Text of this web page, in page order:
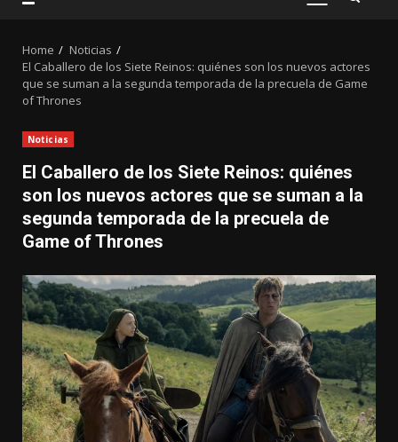
PRIMARY
Home
Noticias
El Caballero de los Siete Reinos: quiénes son los nuevos actores
que se suman a la segunda temporada de la precuela de Game
of Thrones
Noticias
El Caballero de los Siete Reinos: quiénes
son los nuevos actores que se suman a la
segunda temporada de la precuela de
Game of Thrones